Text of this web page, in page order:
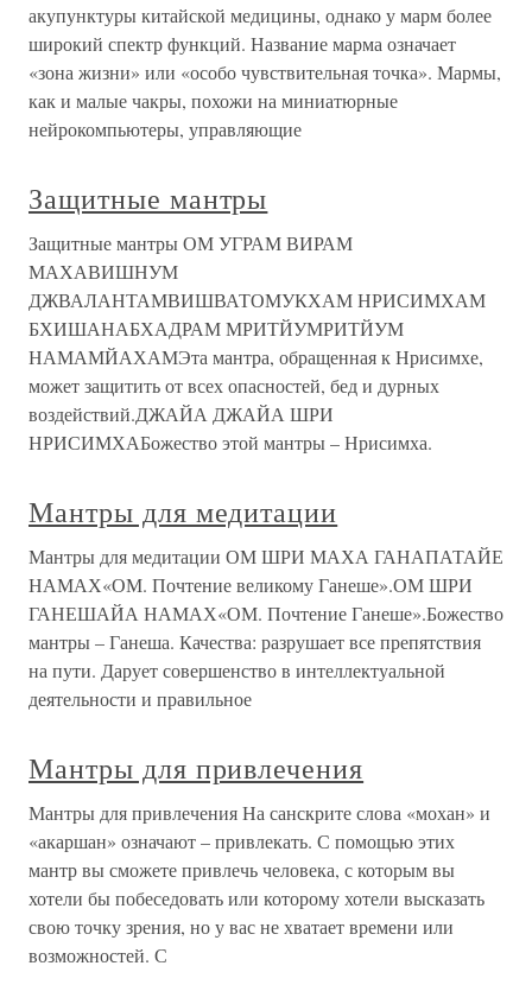
акупунктуры китайской медицины, однако у марм более
широкий спектр функций. Название марма означает
«зона жизни» или «особо чувствительная точка». Мармы,
как и малые чакры, похожи на миниатюрные
нейрокомпьютеры, управляющие
Защитные мантры
Защитные мантры ОМ УГРАМ ВИРАМ
МАХАВИШНУМ
ДЖВАЛАНТАМВИШВАТОМУКХАМ НРИСИМХАМ
БХИШАНАБХАДРАМ МРИТЙУМРИТЙУМ
НАМАМЙАХАМЭта мантра, обращенная к Нрисимхе,
может защитить от всех опасностей, бед и дурных
воздействий.ДЖАЙА ДЖАЙА ШРИ
НРИСИМХАБожество этой мантры – Нрисимха.
Мантры для медитации
Мантры для медитации ОМ ШРИ МАХА ГАНАПАТАЙЕ
НАМАХ«ОМ. Почтение великому Ганеше».ОМ ШРИ
ГАНЕШАЙА НАМАХ«ОМ. Почтение Ганеше».Божество
мантры – Ганеша. Качества: разрушает все препятствия
на пути. Дарует совершенство в интеллектуальной
деятельности и правильное
Мантры для привлечения
Мантры для привлечения На санскрите слова «мохан» и
«акаршан» означают – привлекать. С помощью этих
мантр вы сможете привлечь человека, с которым вы
хотели бы побеседовать или которому хотели высказать
свою точку зрения, но у вас не хватает времени или
возможностей. С